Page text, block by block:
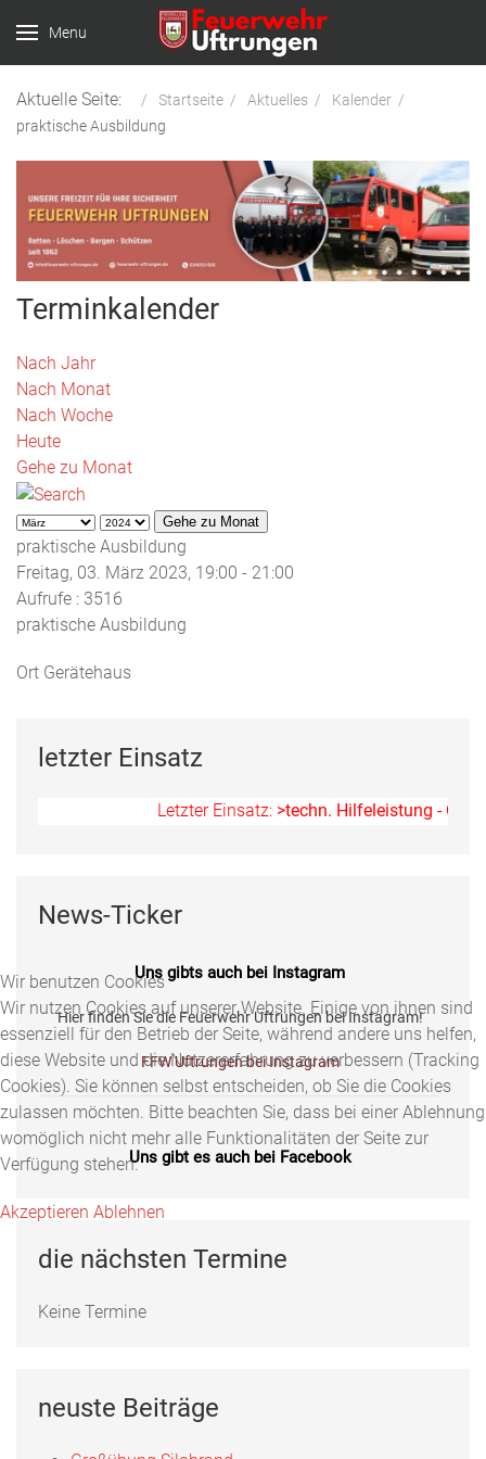
Menu
Aktuelle Seite: Startseite Aktuelles
Kalender
praktische Ausbildung
Terminkalender
Nach Jahr
Nach Monat
Nach Woche
Heute
Gehe zu Monat
Gehe zu Monat
praktische Ausbildung
Freitag, 03. März 2023, 19:00 - 21:00
Aufrufe : 3516
praktische Ausbildung
Ort Gerätehaus
letzter Einsatz
Letzter Einsatz:>techn. Hilfeleistung -
News-Ticker
Uns gibts auch bei Instagram
Hier finden Sie die Feuerwehr Uftrungen bei Instagram!
FFW Uftrungen bei Instagram
Uns gibt es auch bei Facebook
Fotos, Berichte und mehr auf unserer Facebookseite!
Feuerwehr Uftrungen bei Facebook
die nächsten Termine
Keine Termine
neuste Beiträge
Wir benutzen Cookies
Wir nutzen Cookies auf unserer Website. Einige von ihnen sind
essenziell für den Betrieb der Seite, während andere uns helfen,
diese Website und die Nutzererfahrung zu verbessern (Tracking
Cookies). Sie können selbst entscheiden, ob Sie die Cookies
zulassen möchten. Bitte beachten Sie, dass bei einer Ablehnung
womöglich nicht mehr alle Funktionalitäten der Seite zur
Verfügung stehen.
Akzeptieren Ablehnen